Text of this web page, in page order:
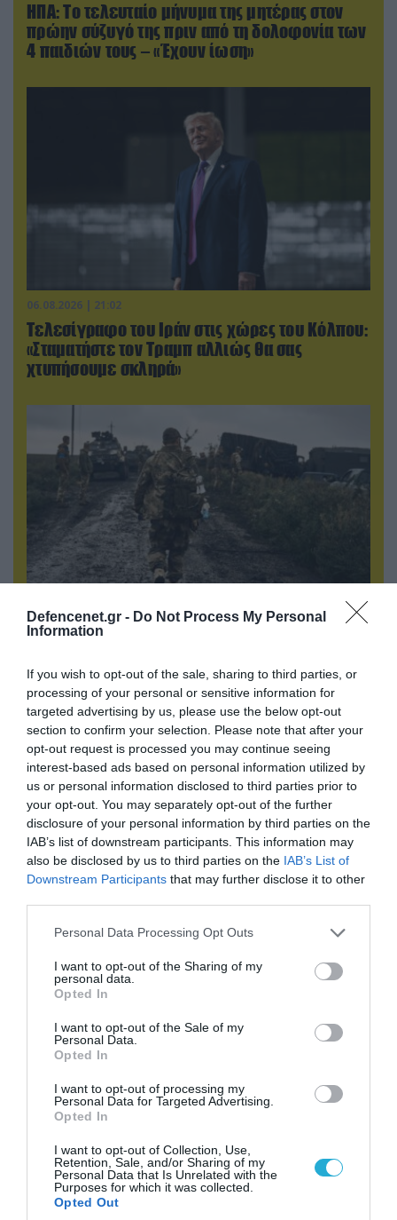
Defencenet.gr - Do Not Process My Personal
Information
If you wish to opt-out of the sale, sharing to third parties, or
processing of your personal or sensitive information for
targeted advertising by us, please use the below opt-out
section to confirm your selection. Please note that after your
opt-out request is processed you may continue seeing
interest-based ads based on personal information utilized by
us or personal information disclosed to third parties prior to
your opt-out. You may separately opt-out of the further
disclosure of your personal information by third parties on the
IAB’s list of downstream participants. This information may
also be disclosed by us to third parties on the IAB’s List of
Downstream Participants that may further disclose it to other
Please note that this website/app uses one or more Google
not limited to your visit or usage behaviour. You may click to
grant or deny consent to Google and its third-party tags to
use your data for below specified purposes in below Google
consent section.
Personal Data Processing Opt Outs
I want to opt-out of the Sharing of my
personal data.
Opted In
I want to opt-out of the Sale of my
Personal Data.
Opted In
I want to opt-out of processing my
Personal Data for Targeted Advertising.
Opted In
I want to opt-out of Collection, Use,
Retention, Sale, and/or Sharing of my
Personal Data that Is Unrelated with the
Purposes for which it was collected.
Opted Out
ΗΠΑ: Το τελευταίο μήνυμα της μητέρας στον
πρώην σύζυγό της πριν από τη δολοφονία των
4 παιδιών τους – «Έχουν ίωση»
06.08.2026 | 21:02
Τελεσίγραφο του Ιράν στις χώρες του Κόλπου:
«Σταματήστε τον Τραμπ αλλιώς θα σας
χτυπήσουμε σκληρά»
06.08.2026 | 17:02
ξένων εθελοντών που πολεμούν για το Κίεβο
Τουρκικά οπλισμένα F-16 «συνεπλάκησαν» με
ελληνικά μαχητικά στο Αιγαίο